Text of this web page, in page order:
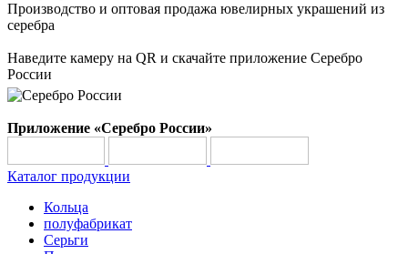
Производство и оптовая продажа ювелирных украшений из
серебра
Наведите камеру на QR и скачайте приложение Серебро
России
Приложение «Серебро России»
Каталог продукции
Кольца
полуфабрикат
Серьги